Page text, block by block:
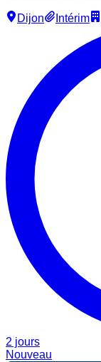
Dijon Intérim
2 jours
Nouveau